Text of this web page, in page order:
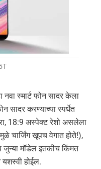
स्मार्ट फोन सादर केला
करण्याच्या स्पर्धेत
18:9 अस्पेक्ट रेशो असलेला
चार्जिंग खूपच वेगात होते!),
जुन्या मॉडेल इतकीच किंमत
यशस्वी होईल.